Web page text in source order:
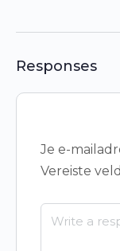
Responses
Je e-
Vereiste